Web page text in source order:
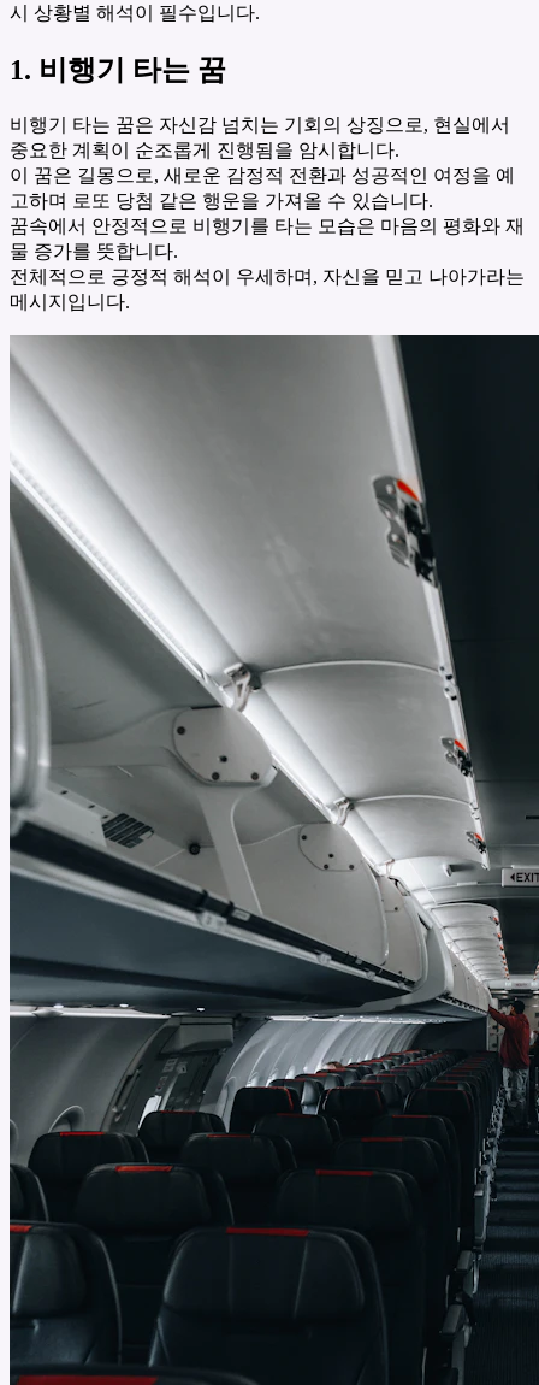
시 상황별 해석이 필수입니다.
1. 비행기 타는 꿈
비행기 타는 꿈은 자신감 넘치는 기회의 상징으로, 현실에서
중요한 계획이 순조롭게 진행됨을 암시합니다.
이 꿈은 길몽으로, 새로운 감정적 전환과 성공적인 여정을 예
고하며 로또 당첨 같은 행운을 가져올 수 있습니다.
꿈속에서 안정적으로 비행기를 타는 모습은 마음의 평화와 재
물 증가를 뜻합니다.
전체적으로 긍정적 해석이 우세하며, 자신을 믿고 나아가라는
메시지입니다.